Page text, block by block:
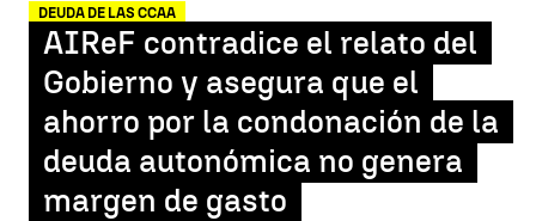
DEUDA DE LAS CCAA
AIReF contradice el relato del
Gobierno y asegura que el
ahorro por la condonación de la
deuda autonómica no genera
margen de gasto